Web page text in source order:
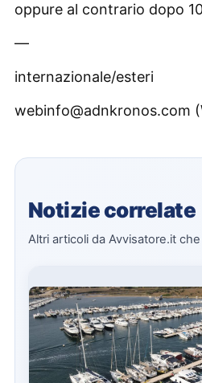
oppure al contrario dopo
—
internazionale/esteri
webinfo@adnkronos.com
Notizie correlate
Altri articoli da Avvisatore.it